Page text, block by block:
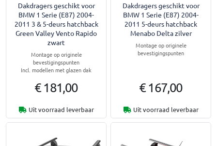
Dakdragers geschikt voor
BMW 1 Serie (E87) 2004-
2011 3 & 5-deurs hatchback
Green Valley Vento Rapido
zwart
Montage op originele
bevestigingspunten
Incl. modellen met glazen dak
€ 181,00
Uit voorraad leverbaar
Dakdragers geschikt voor
BMW 1 Serie (E87) 2004-
2011 5-deurs hatchback
Menabo Delta zilver
Montage op originele
bevestigingspunten
€ 167,00
Uit voorraad leverbaar